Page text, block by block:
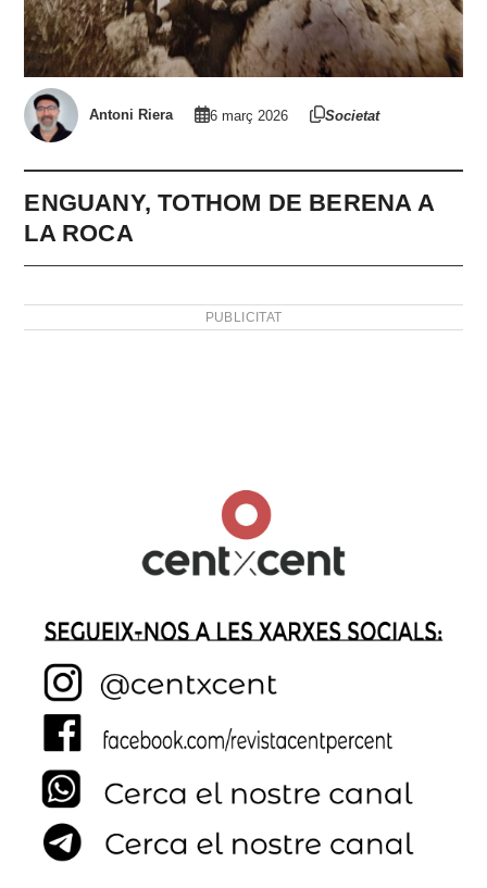
Antoni Riera 6 març 2026 Societat
ENGUANY, TOTHOM DE BERENA A
LA ROCA
PUBLICITAT